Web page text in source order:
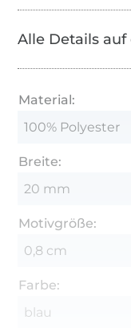
Alle Details
Material:
100% Polyester
Breite:
20 mm
Motivgröße:
0,8 cm
Farbe:
blau